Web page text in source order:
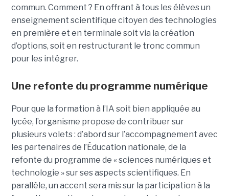
commun. Comment ? En offrant à tous les élèves un
enseignement scientifique citoyen des technologies
en première et en terminale soit via la création
d’options, soit en restructurant le tronc commun
pour les intégrer.
Une refonte du programme numérique
Pour que la formation à l’IA soit bien appliquée au
lycée, l’organisme propose de contribuer sur
plusieurs volets : d’abord sur l’accompagnement avec
les partenaires de l’Éducation nationale, de la
refonte du programme de « sciences numériques et
technologie » sur ses aspects scientifiques. En
parallèle, un accent sera mis sur la participation à la